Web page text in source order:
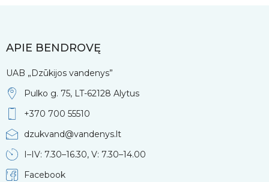
APIE BENDROVĘ
UAB „Dzūkijos vandenys”
Pulko g. 75, LT-62128 Alytus
+370 700 55510
dzukvand@vandenys.lt
I–IV: 7.30–16.30, V: 7.30–14.00
Facebook